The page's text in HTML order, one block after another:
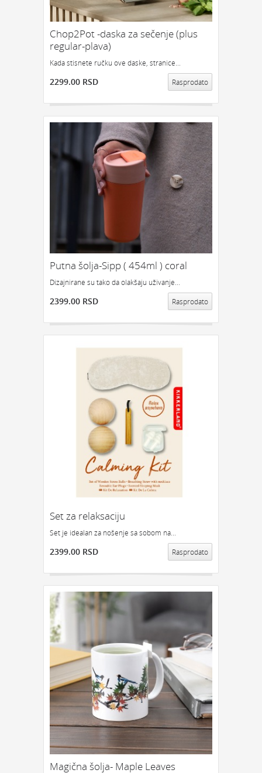
Chop2Pot -daska za sečenje (plus
regular-plava)
Kada stisnete ručku ove daske, stranice...
2299.00 RSD Rasprodato
Putna šolja-Sipp ( 454ml ) coral
Dizajnirane su tako da olakšaju uživanje...
2399.00 RSD Rasprodato
Set za relaksaciju
Set je idealan za nošenje sa sobom na...
2399.00 RSD Rasprodato
Magična šolja- Maple Leaves